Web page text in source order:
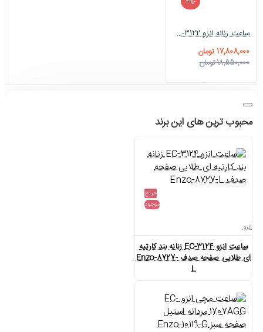
-4%
ساعت زنانه انزو EC-3122 اصل کورنوگراف سیلور مشکی Enzo-8785-L
17,808,000 تومان
18,550,000 تومان
محبوب ترین های این برند
حراج
موجود
انزو
ساعت انزو EC-3124 زنانه بند کارتیه
ای طلایی صفحه صدف Enzo-8727-
L